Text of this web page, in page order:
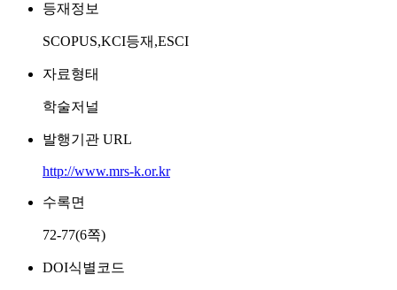
등재정보
SCOPUS,KCI등재,ESCI
자료형태
학술저널
발행기관 URL
http://www.mrs-k.or.kr
수록면
72-77(6쪽)
DOI식별코드